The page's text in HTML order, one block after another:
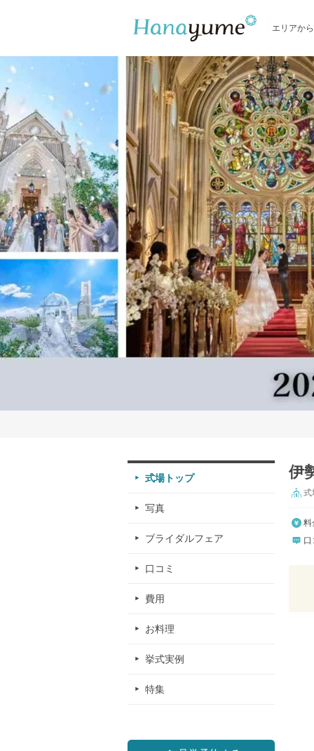
エリアか
式場トップ
写真
ブライダルフェア
口コミ
費用
お料理
挙式実例
特集
伊
式
料
口